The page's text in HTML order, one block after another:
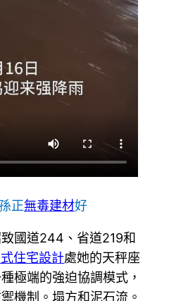
正無毒建材好
國道244、省道219和
式住宅設計處她的天秤座
極端的強迫協調模式，
機制。塌方和泥石流。